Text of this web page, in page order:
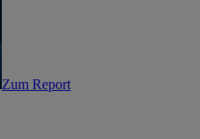
Zum Report